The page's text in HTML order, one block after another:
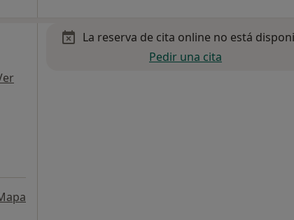
La reserva de cita online no está
Pedir una cita